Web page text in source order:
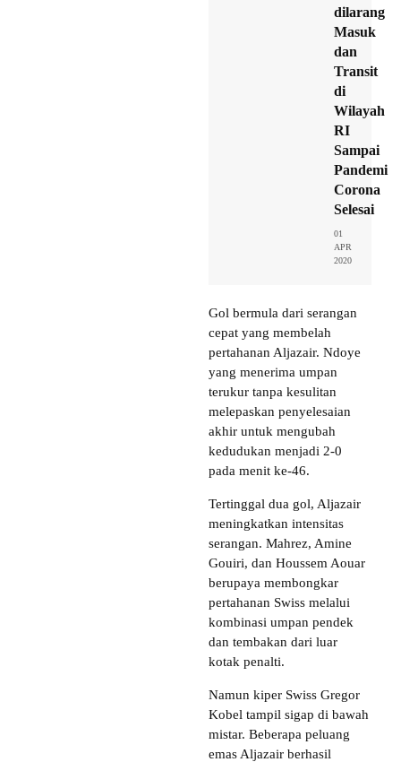
dilarang
Masuk
dan
Transit
di
Wilayah
RI
Sampai
Pandemi
Corona
Selesai
01
APR
2020
Gol bermula dari serangan
cepat yang membelah
pertahanan Aljazair. Ndoye
yang menerima umpan
terukur tanpa kesulitan
melepaskan penyelesaian
akhir untuk mengubah
kedudukan menjadi 2-0
pada menit ke-46.
Tertinggal dua gol, Aljazair
meningkatkan intensitas
serangan. Mahrez, Amine
Gouiri, dan Houssem Aouar
berupaya membongkar
pertahanan Swiss melalui
kombinasi umpan pendek
dan tembakan dari luar
kotak penalti.
Namun kiper Swiss Gregor
Kobel tampil sigap di bawah
mistar. Beberapa peluang
emas Aljazair berhasil